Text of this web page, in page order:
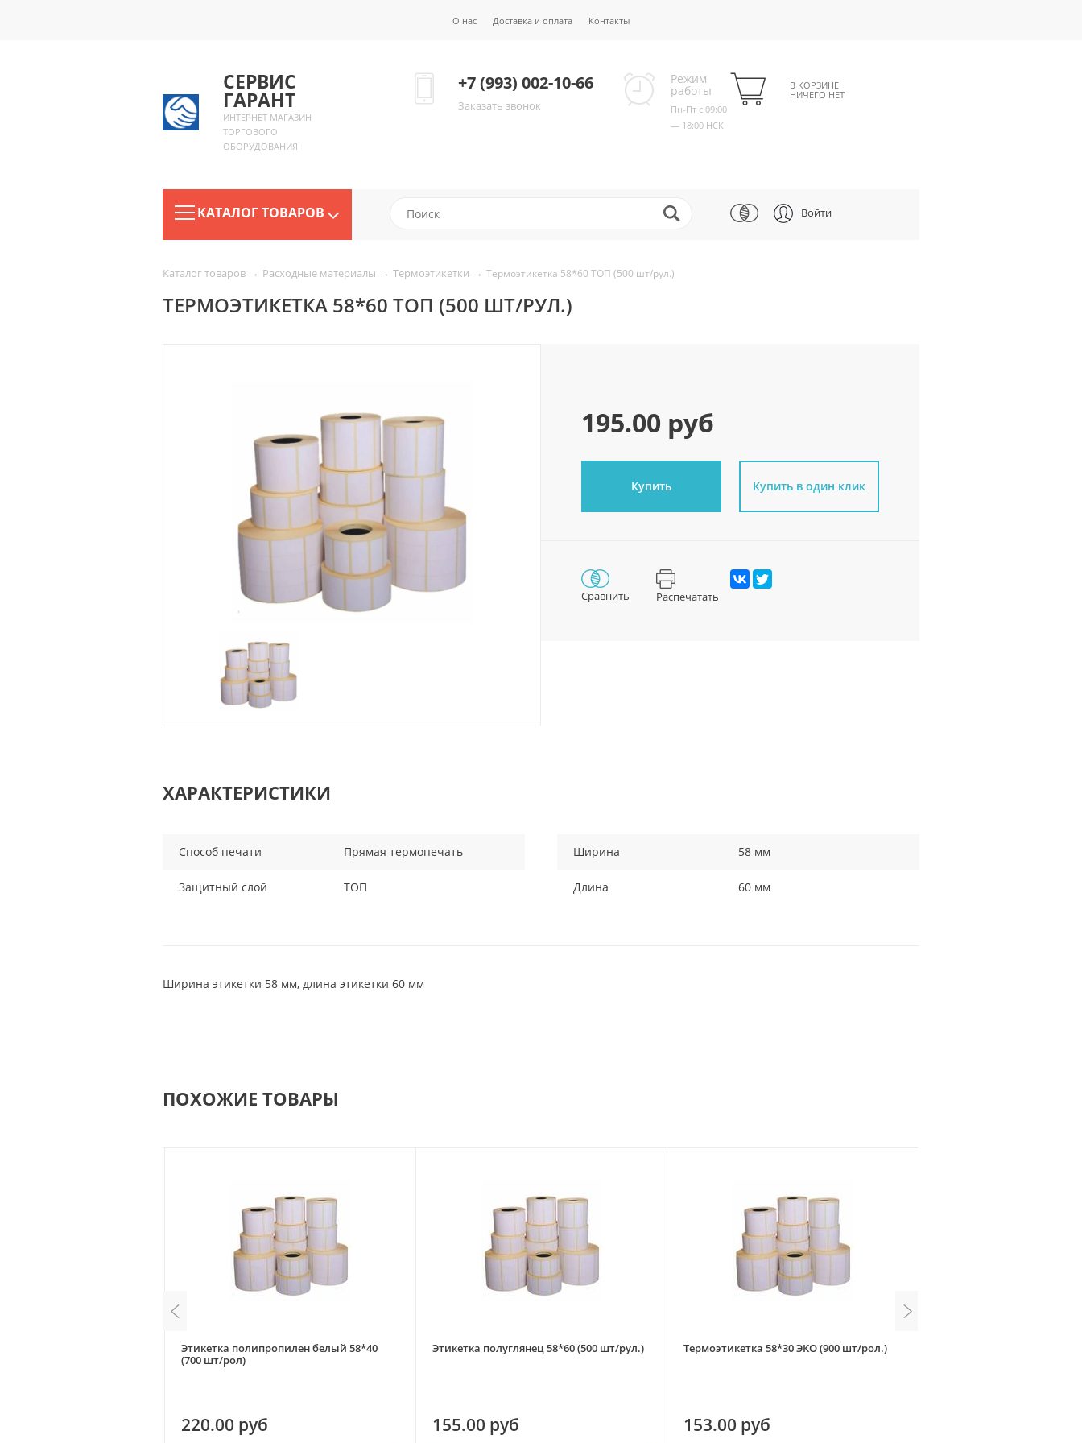
О нас Доставка и оплата Контакты
СЕРВИС
ГАРАНТ
ИНТЕРНЕТ МАГАЗИН
ТОРГОВОГО
ОБОРУДОВАНИЯ
+7 (993) 002-10-66
Заказать звонок
Режим
работы
Пн-Пт с 09:00
— 18:00 НСК
В КОРЗИНЕ
НИЧЕГО НЕТ
КАТАЛОГ ТОВАРОВ Войти
Каталог товаров → Расходные материалы → Термоэтикетки → Термоэтикетка 58*60 ТОП (500 шт/рул.)
ТЕРМОЭТИКЕТКА 58*60 ТОП (500 ШТ/РУЛ.)
195.00 руб
Купить Купить в один клик
Сравнить Распечатать
ХАРАКТЕРИСТИКИ
Способ печати Прямая термопечать
Защитный слой ТОП
Ширина 58 мм
Длина 60 мм
Ширина этикетки 58 мм, длина этикетки 60 мм
ПОХОЖИЕ ТОВАРЫ
Этикетка полипропилен белый 58*40
(700 шт/рол)
220.00 руб
Этикетка полуглянец 58*60 (500 шт/рул.)
155.00 руб
Термоэтикетка 58*30 ЭКО (900 шт/рол.)
153.00 руб